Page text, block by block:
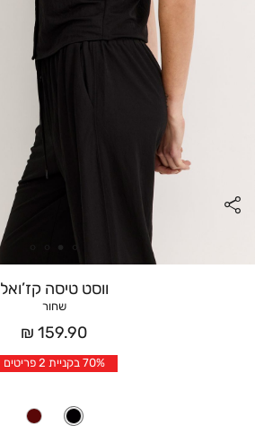
ווסט טיסה קז’ואל
שחור
מחיר
אחרי
הנחה
159.90 ₪
70% בקניית 2 פריטים